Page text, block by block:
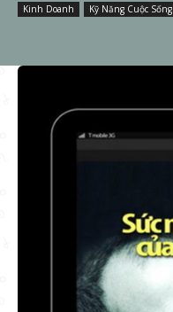
Kinh Doanh Kỹ Năng Cuộc Sống